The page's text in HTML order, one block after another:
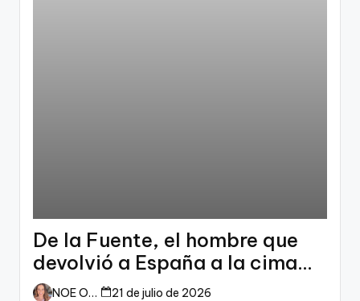
De la Fuente, el hombre que
devolvió a España a la cima
del mundo
NOE ORTIZ 21 de julio de 2026